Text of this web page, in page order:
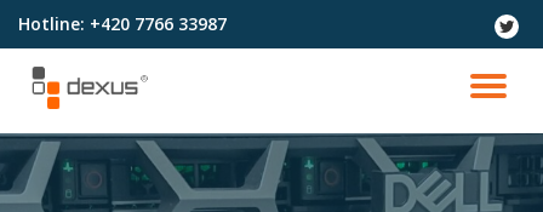
Hotline: +420 7766 33987
fa-
twitter